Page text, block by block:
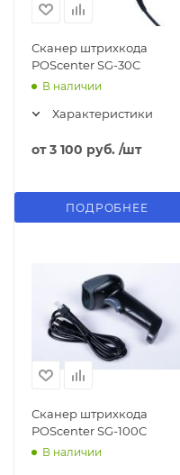
Сканер штрихкода
POScenter SG-30C
В наличии
Характеристики
от3 100 руб. /шт
ПОДРОБНЕЕ
Сканер штрихкода
POScenter SG-100C
В наличии